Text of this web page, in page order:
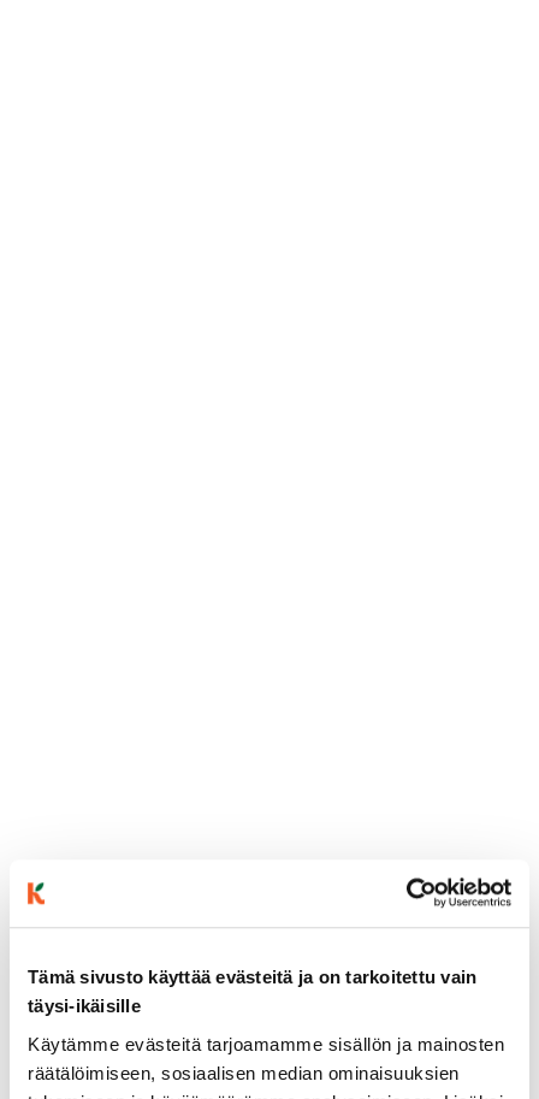
Tämä sivusto käyttää evästeitä ja on tarkoitettu vain
täysi-ikäisille
Käytämme evästeitä tarjoamamme sisällön ja mainosten
räätälöimiseen, sosiaalisen median ominaisuuksien
ainekset
valmistusohje